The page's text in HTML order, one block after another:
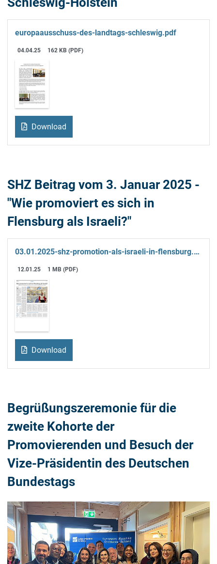
europaausschuss-des-landtags-schleswig.pdf
04.04.25 162 KB (PDF)
Download
SHZ Beitrag vom 3. Januar 2025 -
"Wie promoviert es sich in
Flensburg als Israeli?"
03.01.2025-shz-promotion-als-israeli-in-flensburg.pdf
12.01.25 1 MB (PDF)
Download
Begrüßungszeremonie für die
zweite Kohorte der
Promovierenden und Besuch der
Vize-Präsidentin des Deutschen
Bundestags